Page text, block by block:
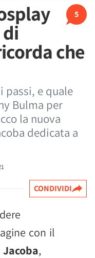
5
che
passi, e quale
Bulma per
la nuova
dedicata a
CONDIVIDI
con il
Jacoba,